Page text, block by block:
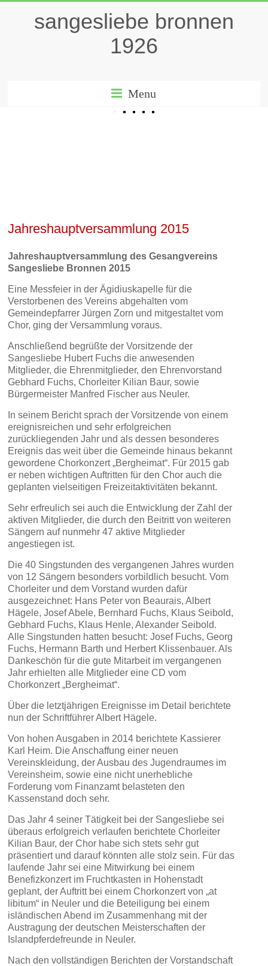
sangesliebe bronnen
1926
Menu
Jahreshauptversammlung 2015
Jahreshauptversammlung des Gesangvereins
Sangesliebe Bronnen 2015
Eine Messfeier in der Ägidiuskapelle für die
Verstorbenen des Vereins abgehalten vom
Gemeindepfarrer Jürgen Zorn und mitgestaltet vom
Chor, ging der Versammlung voraus.
Anschließend begrüßte der Vorsitzende der
Sangesliebe Hubert Fuchs die anwesenden
Mitglieder, die Ehrenmitglieder, den Ehrenvorstand
Gebhard Fuchs, Chorleiter Kilian Baur, sowie
Bürgermeister Manfred Fischer aus Neuler.
In seinem Bericht sprach der Vorsitzende von einem
ereignisreichen und sehr erfolgreichen
zurückliegenden Jahr und als dessen besonderes
Ereignis das weit über die Gemeinde hinaus bekannt
gewordene Chorkonzert „Bergheimat“. Für 2015 gab
er neben wichtigen Auftritten für den Chor auch die
geplanten vielseitigen Freizeitaktivitäten bekannt.
Sehr erfreulich sei auch die Entwicklung der Zahl der
aktiven Mitglieder, die durch den Beitritt von weiteren
Sängern auf nunmehr 47 aktive Mitglieder
angestiegen ist.
Die 40 Singstunden des vergangenen Jahres wurden
von 12 Sängern besonders vorbildlich besucht. Vom
Chorleiter und dem Vorstand wurden dafür
ausgezeichnet: Hans Peter von Beaurais, Albert
Hägele, Josef Abele, Bernhard Fuchs, Klaus Seibold,
Gebhard Fuchs, Klaus Henle, Alexander Seibold.
Alle Singstunden hatten besucht: Josef Fuchs, Georg
Fuchs, Hermann Barth und Herbert Klissenbauer. Als
Dankeschön für die gute Mitarbeit im vergangenen
Jahr erhielten alle Mitglieder eine CD vom
Chorkonzert „Bergheimat“.
Über die letztjährigen Ereignisse im Detail berichtete
nun der Schriftführer Albert Hägele.
Von hohen Ausgaben in 2014 berichtete Kassierer
Karl Heim. Die Anschaffung einer neuen
Vereinskleidung, der Ausbau des Jugendraumes im
Vereinsheim, sowie eine nicht unerhebliche
Forderung vom Finanzamt belasteten den
Kassenstand doch sehr.
Das Jahr 4 seiner Tätigkeit bei der Sangesliebe sei
überaus erfolgreich verlaufen berichtete Chorleiter
Kilian Baur, der Chor habe sich stets sehr gut
präsentiert und darauf könnten alle stolz sein. Für das
laufende Jahr sei eine Mitwirkung bei einem
Benefizkonzert im Fruchtkasten in Hohenstadt
geplant, der Auftritt bei einem Chorkonzert von „at
libitum“ in Neuler und die Beteiligung bei einem
isländischen Abend im Zusammenhang mit der
Austragung der deutschen Meisterschaften der
Islandpferdefreunde in Neuler.
Nach den vollständigen Berichten der Vorstandschaft